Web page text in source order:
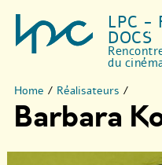
LPC -
DOCS
du
Home / Réalisateurs /
Barbara